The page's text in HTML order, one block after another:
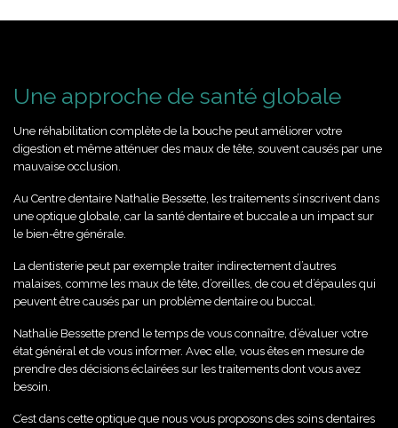
Une approche de santé globale
Une réhabilitation complète de la bouche peut améliorer votre
digestion et même atténuer des maux de tête, souvent causés par une
mauvaise occlusion.
Au Centre dentaire Nathalie Bessette, les traitements s’inscrivent dans
une optique globale, car la santé dentaire et buccale a un impact sur
le bien-être générale.
La dentisterie peut par exemple traiter indirectement d’autres
malaises, comme les maux de tête, d’oreilles, de cou et d’épaules qui
peuvent être causés par un problème dentaire ou buccal.
Nathalie Bessette prend le temps de vous connaître, d’évaluer votre
état général et de vous informer. Avec elle, vous êtes en mesure de
prendre des décisions éclairées sur les traitements dont vous avez
besoin.
C’est dans cette optique que nous vous proposons des soins dentaires